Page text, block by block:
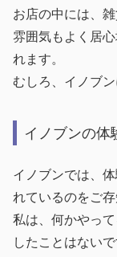
お店の中には、雑
雰囲気もよく居
れます。
むしろ、イノブン
イノブンの体
イノブンでは、
れているのをご存
私は、何かやっ
したことはないで